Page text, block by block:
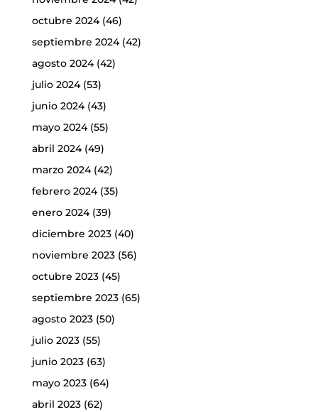
octubre 2024(46)
septiembre 2024(42)
agosto 2024(42)
julio 2024(53)
junio 2024(43)
mayo 2024(55)
abril 2024(49)
marzo 2024(42)
febrero 2024(35)
enero 2024(39)
diciembre 2023(40)
noviembre 2023(56)
octubre 2023(45)
septiembre 2023(65)
agosto 2023(50)
julio 2023(55)
junio 2023(63)
mayo 2023(64)
abril 2023(62)